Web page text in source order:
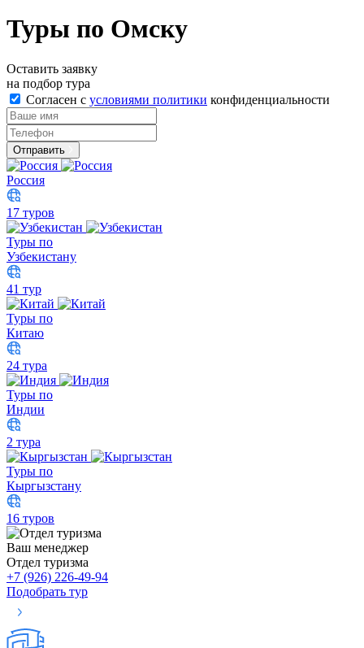
Туры по Омску
Оставить заявку
на подбор тура
Согласен с условиями политики конфиденциальности
Отправить
Россия
17 туров
Туры по
Узбекистану
41 тур
Туры по
Китаю
24 тура
Туры по
Индии
2 тура
Туры по
Кыргызстану
16 туров
Ваш менеджер
Отдел туризма
+7 (926) 226-49-94
Подобрать тур